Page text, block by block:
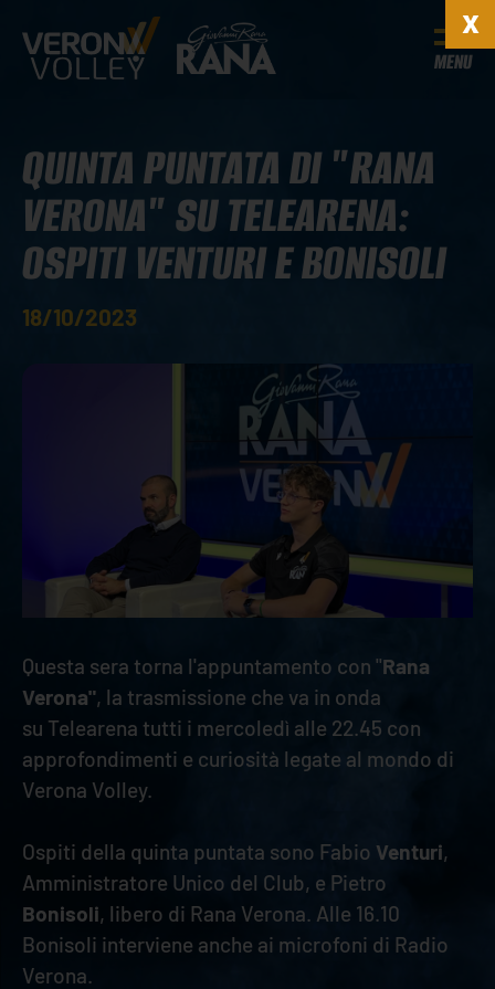
MENU
QUINTA PUNTATA DI "RANA
VERONA" SU TELEARENA:
OSPITI VENTURI E BONISOLI
18/10/2023
Questa sera torna l'appuntamento con "Rana
Verona", la trasmissione che va in onda
su Telearena tutti i mercoledì alle 22.45 con
approfondimenti e curiosità legate al mondo di
Verona Volley.
Ospiti della quinta puntata sono Fabio Venturi,
Amministratore Unico del Club, e Pietro
Bonisoli, libero di Rana Verona. Alle 16.10
Bonisoli interviene anche ai microfoni di Radio
Verona.